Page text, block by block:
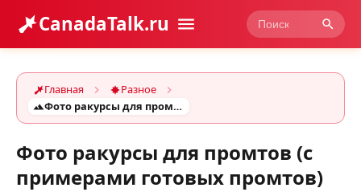
CanadaTalk.ru
Главная
Разное
Фото ракурсы для промтов (с примерами готовых промтов)
Фото ракурсы для промтов (с
примерами готовых промтов)